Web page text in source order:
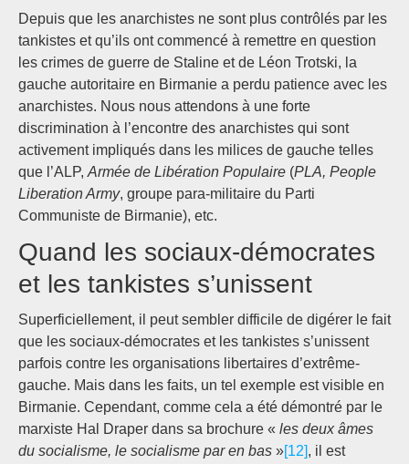
Depuis que les anarchistes ne sont plus contrôlés par les
tankistes et qu’ils ont commencé à remettre en question
les crimes de guerre de Staline et de Léon Trotski, la
gauche autoritaire en Birmanie a perdu patience avec les
anarchistes. Nous nous attendons à une forte
discrimination à l’encontre des anarchistes qui sont
activement impliqués dans les milices de gauche telles
que l’ALP, Armée de Libération Populaire (PLA, People
Liberation Army, groupe para-militaire du Parti
Communiste de Birmanie), etc.
Quand les sociaux-démocrates
et les tankistes s’unissent
Superficiellement, il peut sembler difficile de digérer le fait
que les sociaux-démocrates et les tankistes s’unissent
parfois contre les organisations libertaires d’extrême-
gauche. Mais dans les faits, un tel exemple est visible en
Birmanie. Cependant, comme cela a été démontré par le
marxiste Hal Draper dans sa brochure « les deux âmes
du socialisme, le socialisme par en bas »[12], il est